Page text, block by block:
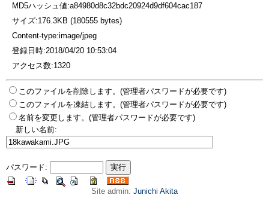
MD5ハッシュ値:a84980d8c32bdc20924d9df604cac187
サイズ:176.3KB (180555 bytes)
Content-type:image/jpeg
登録日時:2018/04/20 10:53:04
アクセス数:1320
このファイルを削除します。(管理者パスワードが必要です)
このファイルを凍結します。(管理者パスワードが必要です)
名前を変更します。(管理者パスワードが必要です)
新しい名前:
パスワード:
Site admin: Junichi Akita